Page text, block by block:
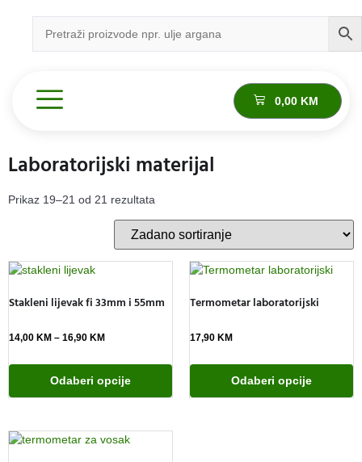
0,00 KM
Laboratorijski materijal
Prikaz 19–21 od 21 rezultata
Stakleni lijevak fi 33mm i 55mm
14,00 KM – 16,90 KM
Odaberi opcije
Termometar laboratorijski
17,90 KM
Odaberi opcije